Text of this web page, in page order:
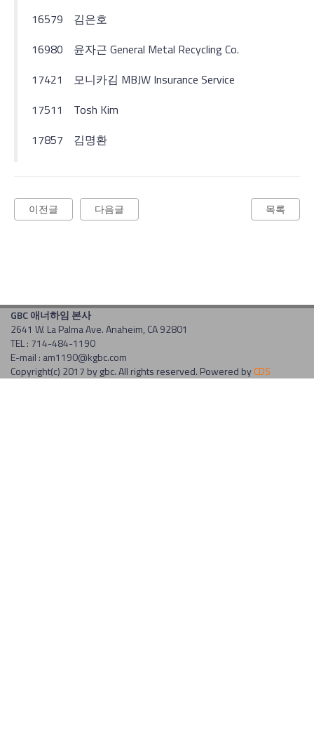
16579
김은호
16980
윤자근 General Metal Recycling Co.
17421
모니카김 MBJW Insurance Service
17511
Tosh Kim
17857
김명환
다음글
이전글 목록
GBC 애너하임 본사
2641 W. La Palma Ave. Anaheim, CA 92801
TEL : 714-484-1190
E-mail : am1190@kgbc.com
Copyright(c) 2017 by gbc. All rights reserved. Powered byCDS